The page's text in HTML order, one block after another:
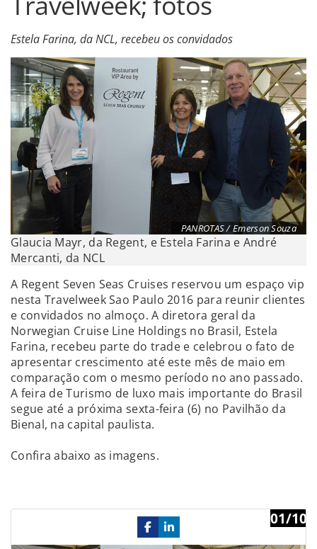
Estela Farina, da NCL, recebeu os convidados
PANROTAS / Emerson Souza
Glaucia Mayr, da Regent, e Estela Farina e André
Mercanti, da NCL
A Regent Seven Seas Cruises reservou um espaço vip
nesta Travelweek Sao Paulo 2016 para reunir clientes
e convidados no almoço. A diretora geral da
Norwegian Cruise Line Holdings no Brasil, Estela
Farina, recebeu parte do trade e celebrou o fato de
apresentar crescimento até este mês de maio em
comparação com o mesmo período no ano passado.
A feira de Turismo de luxo mais importante do Brasil
segue até a próxima sexta-feira (6) no Pavilhão da
Bienal, na capital paulista.
Confira abaixo as imagens.
01/10
Previous